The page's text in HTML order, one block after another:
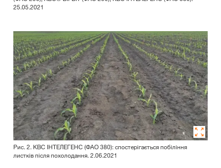
25.05.2021
Рис. 2. КВС ІНТЕЛЕГЕНС (ФАО 380): спостерігається побіління
листків після похолодання. 2.06.2021